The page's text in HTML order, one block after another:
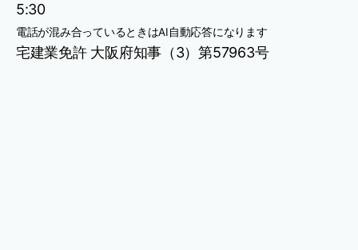
5:30
電話が混み合っているときはAI自動応答になります
宅建業免許 大阪府知事（3）第57963号